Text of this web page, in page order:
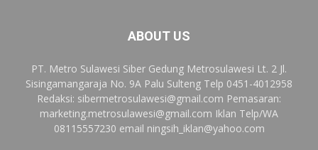
ABOUT US
PT. Metro Sulawesi Siber Gedung Metrosulawesi Lt. 2 Jl.
Sisingamangaraja No. 9A Palu Sulteng Telp 0451-4012958
Redaksi: sibermetrosulawesi@gmail.com Pemasaran:
marketing.metrosulawesi@gmail.com Iklan Telp/WA
08115557230 email ningsih_iklan@yahoo.com